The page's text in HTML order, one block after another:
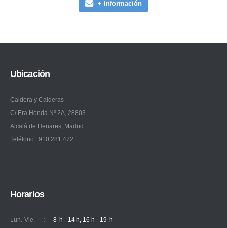
+ Información
Ubicación
Caldera y Calderas
C/ Era Honda Nº 2A, 28803
Alcalá de Henares, Madrid
Teléfono : 910 281 472
Horarios
Lun.-Vie. :
8 h - 14 h, 16 h - 19 h